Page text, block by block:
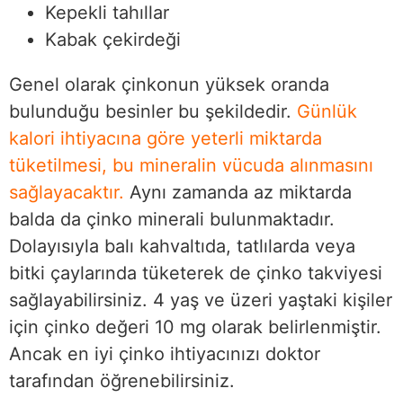
Kepekli tahıllar
Kabak çekirdeği
Genel olarak çinkonun yüksek oranda
bulunduğu besinler bu şekildedir. Günlük
kalori ihtiyacına göre yeterli miktarda
tüketilmesi, bu mineralin vücuda alınmasını
sağlayacaktır. Aynı zamanda az miktarda
balda da çinko minerali bulunmaktadır.
Dolayısıyla balı kahvaltıda, tatlılarda veya
bitki çaylarında tüketerek de çinko takviyesi
sağlayabilirsiniz. 4 yaş ve üzeri yaştaki kişiler
için çinko değeri 10 mg olarak belirlenmiştir.
Ancak en iyi çinko ihtiyacınızı doktor
tarafından öğrenebilirsiniz.